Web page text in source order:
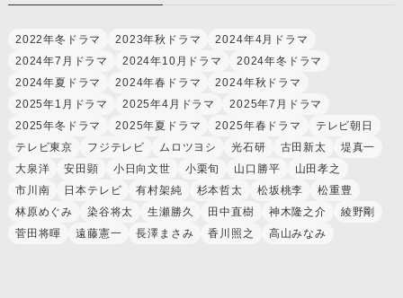
2022年冬ドラマ 2023年秋ドラマ
2024年4月ドラマ
2024年7月ドラマ
2024年10月ドラマ
2024年冬ドラマ
2024年夏ドラマ
2024年春ドラマ
2024年秋ドラマ
2025年1月ドラマ
2025年4月ドラマ
2025年7月ドラマ
2025年冬ドラマ
2025年夏ドラマ 2025年春ドラマ
テレビ朝日
テレビ東京
フジテレビ ムロツヨシ 光石研 古田新太
堤真一
大泉洋
安田顕 小日向文世 小栗旬 山口勝平
山田孝之
市川南
日本テレビ 有村架純 杉本哲太 松坂桃李
松重豊
林原めぐみ
染谷将太 生瀬勝久 田中直樹 神木隆之介
綾野剛
菅田将暉
遠藤憲一 長澤まさみ 香川照之 高山みなみ